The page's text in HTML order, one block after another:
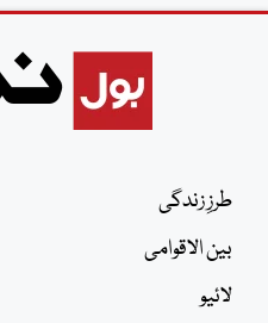
طرزِ زندگی
بین الاقوامی
لائیو